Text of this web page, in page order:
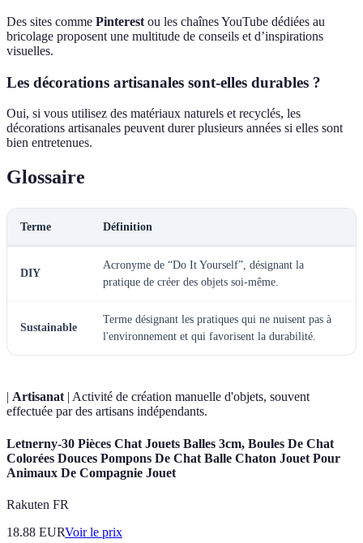
Des sites comme Pinterest ou les chaînes YouTube dédiées au
bricolage proposent une multitude de conseils et d’inspirations
visuelles.
Les décorations artisanales sont-elles durables ?
Oui, si vous utilisez des matériaux naturels et recyclés, les
décorations artisanales peuvent durer plusieurs années si elles sont
bien entretenues.
Glossaire
Terme Définition
DIY
Acronyme de “Do It Yourself”, désignant la
pratique de créer des objets soi-même.
Sustainable
Terme désignant les pratiques qui ne nuisent pas à
l'environnement et qui favorisent la durabilité.
| Artisanat | Activité de création manuelle d'objets, souvent
effectuée par des artisans indépendants.
Letnerny-30 Pièces Chat Jouets Balles 3cm, Boules De Chat
Colorées Douces Pompons De Chat Balle Chaton Jouet Pour
Animaux De Compagnie Jouet
Rakuten FR
18.88 EURVoir le prix